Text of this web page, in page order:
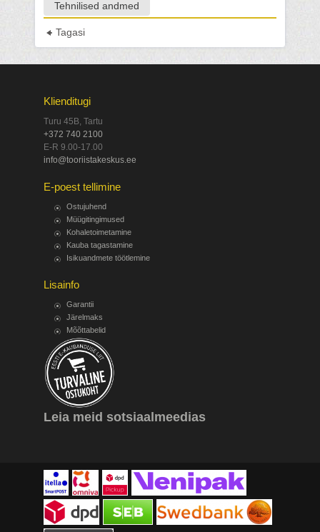
Tehnilised andmed
Tagasi
Klienditugi
Turu 45B, Tartu
+372 740 2100
E-R 9.00-17.00
info@tooriistakeskus.ee
E-poest tellimine
Ostujuhend
Müügitingimused
Kohaletoimetamine
Kauba tagastamine
Isikuandmete töötlemine
Lisainfo
Garantii
Järelmaks
Mõõttabelid
Leia meid sotsiaalmeedias